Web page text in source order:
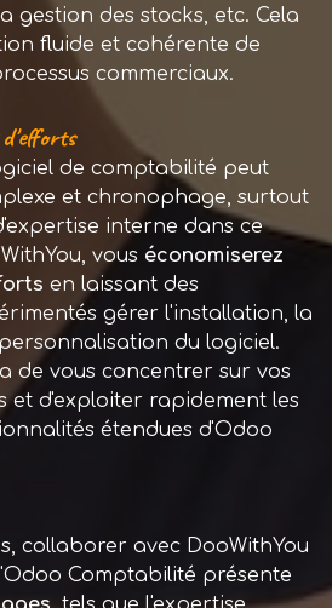
gestion des stocks, etc. Cela
fluide et cohérente de
commerciaux.
d'efforts
de comptabilité peut
et chronophage, surtout
interne dans ce
vous économiserez
en laissant des
gérer l'installation, la
du logiciel.
de vous concentrer sur vos
et d'exploiter rapidement les
étendues d'Odoo
collaborer avec DooWithYou
Comptabilité présente